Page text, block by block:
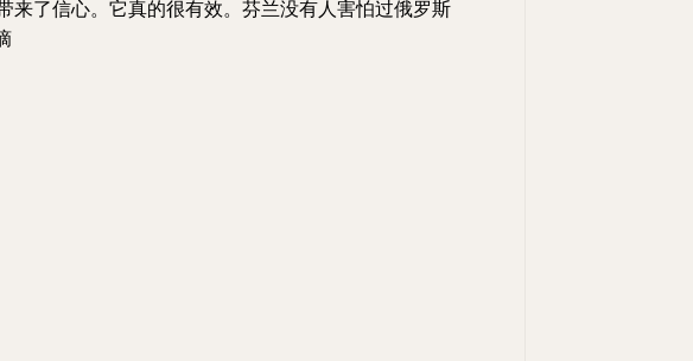
来了信心。它真的很有效。芬兰没有人害怕过俄罗斯